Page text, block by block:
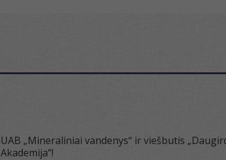
UAB „Mineraliniai vandenys“ ir viešbutis
Akademija“!